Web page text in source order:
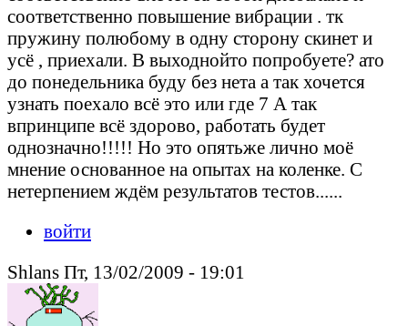
соответственно повышение вибрации . тк
пружину полюбому в одну сторону скинет и
усё , приехали. В выходнойто попробуете? ато
до понедельника буду без нета а так хочется
узнать поехало всё это или где 7 А так
впринципе всё здорово, работать будет
однозначно!!!!! Но это опятьже лично моё
мнение основанное на опытах на коленке. С
нетерпением ждём результатов тестов......
войти
Shlans Пт, 13/02/2009 - 19:01